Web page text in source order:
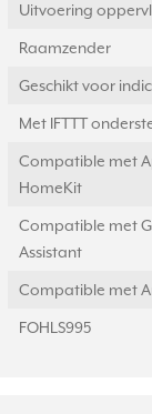
Uitvoering
Raamzender
Geschikt voor
Met IFTTT
Compatible met
HomeKit
Compatible met
Assistant
Compatible met
FOHLS995